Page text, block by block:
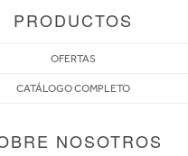
PRODUCTOS
OFERTAS
CATÁLOGO COMPLETO
NOSOTROS